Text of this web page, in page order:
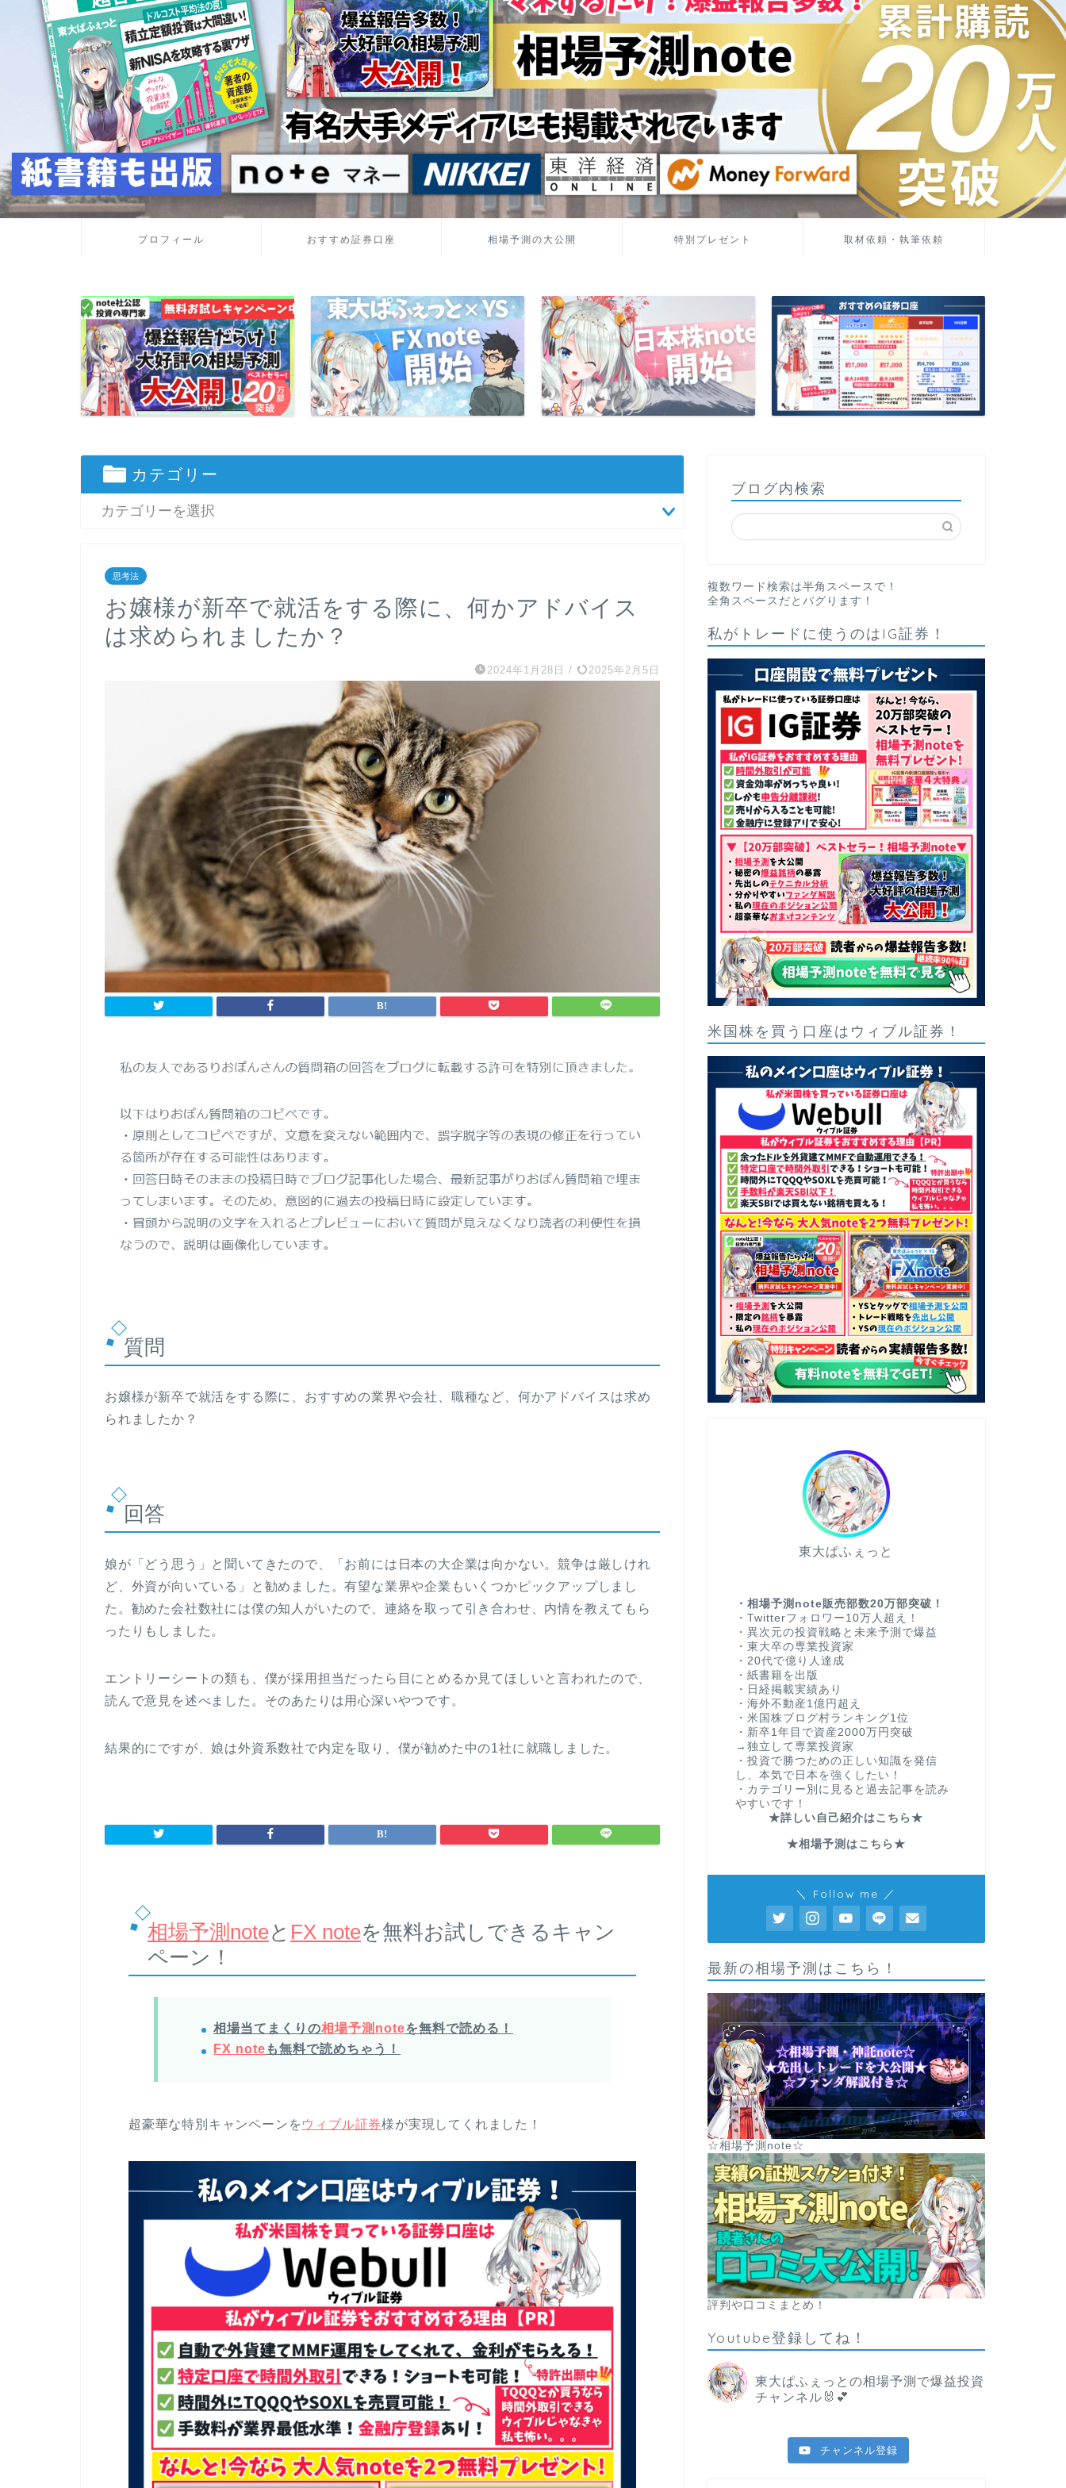
プロフィール おすすめ証券口座 相場予測の大公開 特別プレゼント 取材依頼・執筆依頼
カテゴリー
思考法
お嬢様が新卒で就活をする際に、何かアドバイス
は求められましたか？
2024年1月28日 / 2025年2月5日
質問
お嬢様が新卒で就活をする際に、おすすめの業界や会社、職種など、何かアドバイスは求め
られましたか？
回答
娘が「どう思う」と聞いてきたので、「お前には日本の大企業は向かない。競争は厳しけれ
ど、外資が向いている」と勧めました。有望な業界や企業もいくつかピックアップしまし
た。勧めた会社数社には僕の知人がいたので、連絡を取って引き合わせ、内情を教えてもら
ったりもしました。
エントリーシートの類も、僕が採用担当だったら目にとめるか見てほしいと言われたので、
読んで意見を述べました。そのあたりは用心深いやつです。
結果的にですが、娘は外資系数社で内定を取り、僕が勧めた中の1社に就職しました。
相場予測noteと FX noteを無料お試しできるキャン
ペーン！
相場当てまくりの相場予測noteを無料で読める！
FX note も無料で読めちゃう！
超豪華な特別キャンペーンを ウィブル証券様が実現してくれました！
ブログ内検索
複数ワード検索は半角スペースで！
全角スペースだとバグります！
私がトレードに使うのはIG証券！
米国株を買う口座はウィブル証券！
東大ぱふぇっと
・相場予測note販売部数20万部突破！
・Twitterフォロワー10万人超え！
・異次元の投資戦略と未来予測で爆益
・東大卒の専業投資家
・20代で億り人達成
・紙書籍を出版
・日経掲載実績あり
・海外不動産1億円超え
・米国株ブログ村ランキング1位
・新卒1年目で資産2000万円突破
→独立して専業投資家
・投資で勝つための正しい知識を発信
し、本気で日本を強くしたい！
・カテゴリー別に見ると過去記事を読み
やすいです！
★詳しい自己紹介はこちら★
★相場予測はこちら★
＼ Follow me ／
最新の相場予測はこちら！
☆相場予測note☆
評判や口コミまとめ！
Youtube登録してね！
東大ぱふぇっとの相場予測で爆益投資
チャンネル🐰💕
チャンネル登録